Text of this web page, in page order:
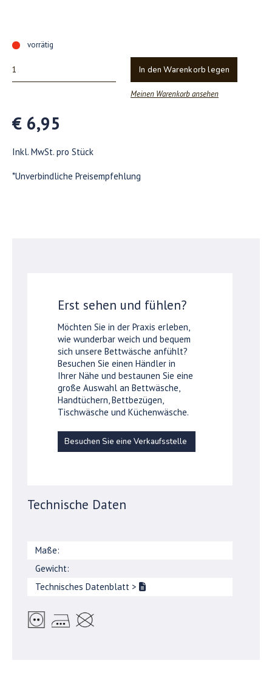
vorrätig
In den Warenkorb legen
Meinen Warenkorb ansehen
€ 6,95
Inkl. MwSt. pro Stück
*Unverbindliche Preisempfehlung
Erst sehen und fühlen?
Möchten Sie in der Praxis erleben,
wie wunderbar weich und bequem
sich unsere Bettwäsche anfühlt?
Besuchen Sie einen Händler in
Ihrer Nähe und bestaunen Sie eine
große Auswahl an Bettwäsche,
Handtüchern, Bettbezügen,
Tischwäsche und Küchenwäsche.
Besuchen Sie eine Verkaufsstelle
Technische Daten
Maße:
Gewicht:
Technisches Datenblatt >